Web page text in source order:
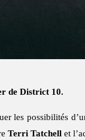
de District 10.
les possibilités
Terri Tatchellet